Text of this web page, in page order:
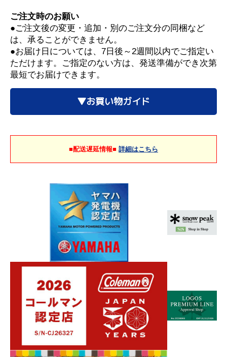
ご注文時のお願い
●ご注文後の変更・追加・別のご注文分の同梱など
は、承ることができません。
●お届け日については、7日後～2週間以内でご指定い
ただけます。ご指定のない方は、発送準備ができ次第
最短でお届けできます。
▼お買い物ガイド
■配送遅延情報■ 詳細はこちら